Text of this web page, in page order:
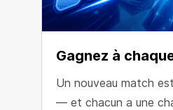
Gagnez à
Un nouveau match
— et chacun a une